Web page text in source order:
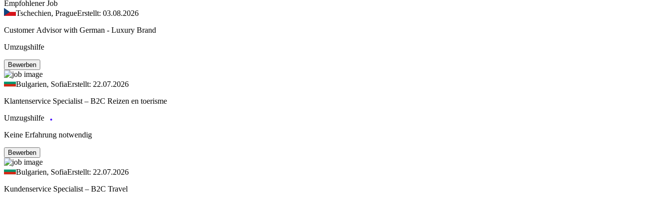
Empfohlener Job
Tschechien, PragueErstellt: 03.08.2026
Customer Advisor with German - Luxury Brand
Umzugshilfe
Bewerben
Bulgarien, SofiaErstellt: 22.07.2026
Klantenservice Specialist – B2C Reizen en toerisme
Umzugshilfe
Keine Erfahrung notwendig
Bewerben
Bulgarien, SofiaErstellt: 22.07.2026
Kundenservice Specialist – B2C Travel